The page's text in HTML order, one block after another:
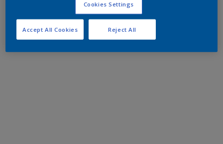
Cookies Settings
Reject All
Accept All Cookies